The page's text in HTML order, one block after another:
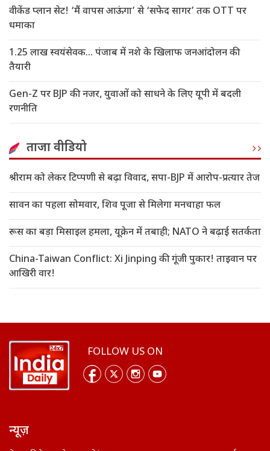
वीकेंड प्लान सेट! ‘मैं वापस आऊंगा’ से ‘सफेद सागर’ तक OTT पर
धमाका
1.25 लाख स्वयंसेवक... पंजाब में नशे के खिलाफ जनआंदोलन की
तैयारी
Gen-Z पर BJP की नजर, युवाओं को साधने के लिए यूपी में बदली
रणनीति
ताजा वीडियो
श्रीराम को लेकर टिप्पणी से बढ़ा विवाद, सपा-BJP में आरोप-प्रत्यार तेज
सावन का पहला सोमवार, शिव पूजा से मिलेगा मनचाहा फल
रूस का बड़ा मिसाइल हमला, यूक्रेन में तबाही; NATO ने बढ़ाई सतर्कता
China-Taiwan Conflict: Xi Jinping की गूंजी पुकार! ताइवान पर
आखिरी वार!
FOLLOW US ON
न्यूज़